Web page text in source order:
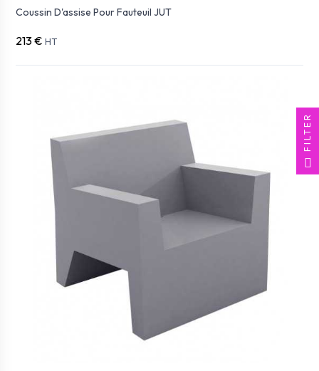
Coussin D'assise Pour Fauteuil JUT
213 € HT
FILTER